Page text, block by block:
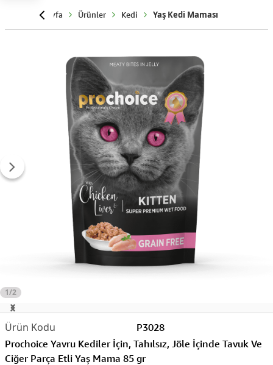
Anasayfa Ürünler Kedi Yaş Kedi Maması
1/2
P3028
Prochoice Yavru Kediler İçin, Tahılsız, Jöle İçinde Tavuk Ve
Ciğer Parça Etli Yaş Mama 85 gr